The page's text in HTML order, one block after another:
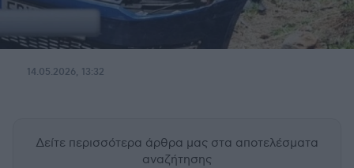
14.05.2026, 13:32
Δείτε περισσότερα άρθρα μας στα αποτελέσματα
αναζήτησης